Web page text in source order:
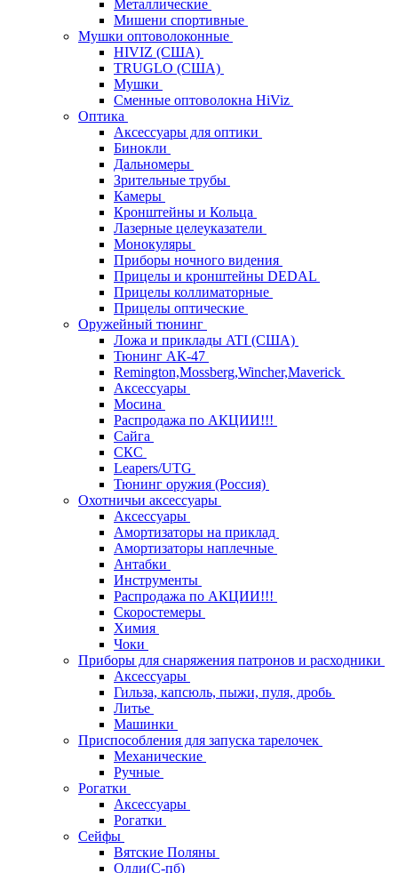
Металлические
Мишени спортивные
Мушки оптоволоконные
HIVIZ (США)
TRUGLO (США)
Мушки
Сменные оптоволокна HiViz
Оптика
Аксессуары для оптики
Бинокли
Дальномеры
Зрительные трубы
Камеры
Кронштейны и Кольца
Лазерные целеуказатели
Монокуляры
Приборы ночного видения
Прицелы и кронштейны DEDAL
Прицелы коллиматорные
Прицелы оптические
Оружейный тюнинг
Ложа и приклады ATI (США)
Тюнинг АК-47
Remington,Mossberg,Wincher,Maverick
Аксессуары
Мосина
Распродажа по АКЦИИ!!!
Сайга
СКС
Leapers/UTG
Тюнинг оружия (Россия)
Охотничьи аксессуары
Аксессуары
Амортизаторы на приклад
Амортизаторы наплечные
Антабки
Инструменты
Распродажа по АКЦИИ!!!
Скоростемеры
Химия
Чоки
Приборы для снаряжения патронов и расходники
Аксессуары
Гильза, капсюль, пыжи, пуля, дробь
Литье
Машинки
Приспособления для запуска тарелочек
Механические
Ручные
Рогатки
Аксессуары
Рогатки
Сейфы
Вятские Поляны
Олди(С-пб)